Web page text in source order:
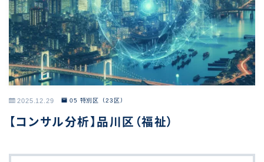
2025.12.29 05 特別区（23区）
【コンサル分析】品川区（福祉）